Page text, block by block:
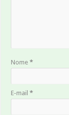
Nome*
E-mail*